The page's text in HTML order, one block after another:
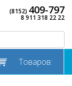
(8152) 409-797
8 911 318 22 22
Товаров: